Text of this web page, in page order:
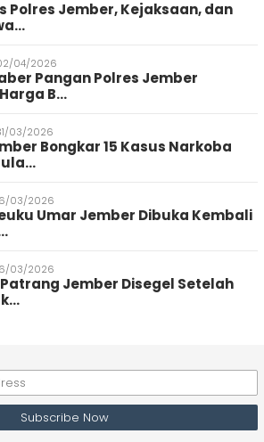
Polres Jember, Kejaksaan, dan
04/2026
Pangan Polres Jember
B…
03/2026
Bongkar 15 Kasus Narkoba
03/2026
Umar Jember Dibuka Kembali
03/2026
Jember Disegel Setelah